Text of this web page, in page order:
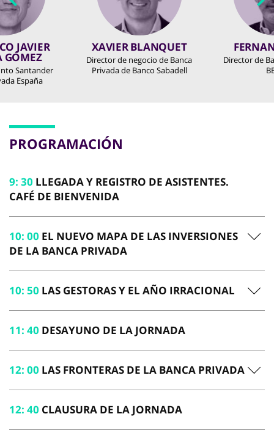
JAVIER
GÓMEZ
Santander
España
XAVIER BLANQUET
Director de negocio de Banca
Privada de Banco Sabadell
Director de
PROGRAMACIÓN
9: 30 LLEGADA Y REGISTRO DE ASISTENTES.
CAFÉ DE BIENVENIDA
10: 00 EL NUEVO MAPA DE LAS INVERSIONES
DE LA BANCA PRIVADA
10: 50 LAS GESTORAS Y EL AÑO IRRACIONAL
11: 40 DESAYUNO DE LA JORNADA
12: 00 LAS FRONTERAS DE LA BANCA PRIVADA
12: 40 CLAUSURA DE LA JORNADA